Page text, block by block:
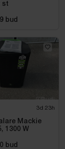
st
bud
3d 23h
Mackie
1300 W
bud